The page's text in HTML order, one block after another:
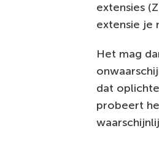
extensies
extensie je
Het mag
dat
probeert